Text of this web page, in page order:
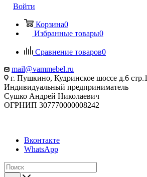
Войти
Корзина0
Избранные товары0
Сравнение товаров0
mail@vammebel.ru
г. Пушкино, Кудринское шоссе д.6 стр.1
Индивидуальный предприниматель
Сушко Андрей Николаевич
ОГРНИП 307770000008242
Вконтакте
WhatsApp